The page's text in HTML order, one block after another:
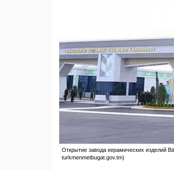
Открытие завода керамических изделий
turkmenmetbugat.gov.tm)